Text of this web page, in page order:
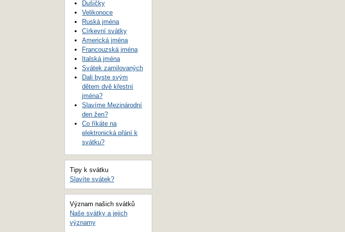
Dušičky
Velikonoce
Ruská jména
Církevní svátky
Americká jména
Francouzská jména
Italská jména
Svátek zamilovaných
Dali byste svým
dětem dvě křestní
jména?
Slavíme Mezinárodní
den žen?
Co říkáte na
elektronická přání k
svátku?
Tipy k svátku
Slavíte svátek?
Význam našich svátků
Naše svátky a jejich
významy